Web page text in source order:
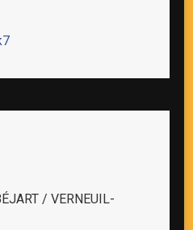
/ VERNEUIL-